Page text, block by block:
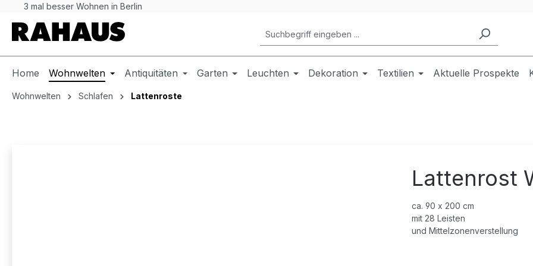
Hauptinhalt springen
Zur Suche springen
Zur Hauptnavigation springen
3 mal besser Wohnen in Berlin
Home Wohnwelten Antiquitäten Garten Leuchten Dekoration Textilien Aktuelle Prospekte
Wohnwelten Schlafen Lattenroste
Lattenrost
ca. 90 x 200 cm
mit 28 Leisten
und Mittelzonenverstellung